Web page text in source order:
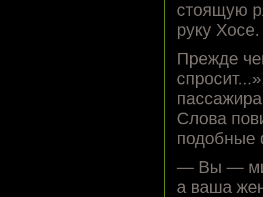
стоящую
руку Хосе.
Прежде
Слова
подобные
— Вы —
а ваша